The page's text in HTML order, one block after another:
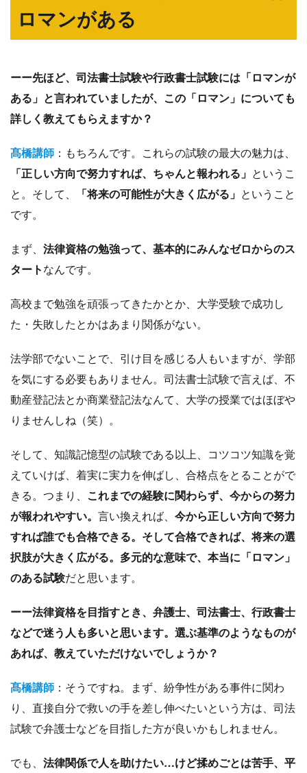
ロマンがある
ーー先ほど、司法書士試験や行政書士試験には「ロマンが
ある」と言われていましたが、この「ロマン」についても
詳しく教えてもらえますか？
髙橋講師 ：もちろんです。これらの試験の最大の魅力は、
「正しい方向で努力すれば、ちゃんと報われる」 というこ
と。そして、
「将来の可能性が大きく広がる」 ということ
です。
まず、 法律資格の勉強って、基本的にみんなゼロからのス
タートなんです。
高校まで勉強を頑張ってきたかとか、大学受験で成功し
た・失敗したとかはあまり関係がない。
法学部でないことで、引け目を感じる人もいますが、学部
を気にする必要もありません。司法書士試験で言えば、不
動産登記法とか商業登記法なんて、大学の授業ではほぼや
りませんしね（笑）。
そして、知識記憶型の試験である以上、コツコツ知識を覚
えていけば、着実に実力を伸ばし、合格点をとることがで
きる。つまり、 これまでの経験に関わらず、今からの努力
が報われやすい。 言い換えれば、 今から正しい方向で努力
すれば誰でも合格できる。そして合格できれば、将来の選
択肢が大きく広がる。多元的な意味で、本当に「ロマン」
のある試験だと思います。
ーー法律資格を目指すとき、弁護士、司法書士、行政書士
などで迷う人も多いと思います。選ぶ基準のようなものが
あれば、教えていただけないでしょうか？
髙橋講師 ：そうですね。まず、紛争性がある事件に関わ
り、直接自分で救いの手を差し伸べたいという方は、司法
試験で弁護士などを目指した方が良いかもしれません。
でも、 法律関係で人を助けたい…けど揉めごとは苦手、平